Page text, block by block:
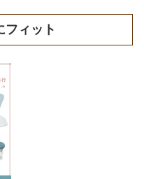
フィット